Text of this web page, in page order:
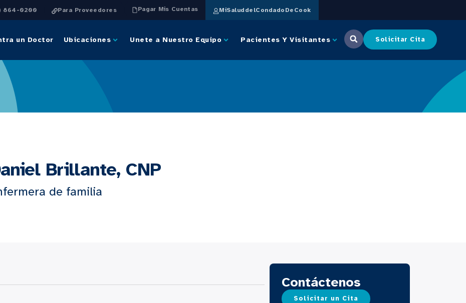
864-0200 Para Proveedores Pagar Mis Cuentas MiSaluddelCondadoDeCook
un Doctor Ubicaciones Unete a Nuestro Equipo Pacientes Y Visitantes Solicitar Cita
Brillante, CNP
de familia
Contáctenos
Solicitar un Cita